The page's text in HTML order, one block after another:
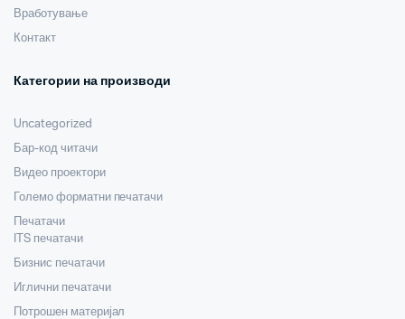
Вработување
Контакт
Категории на производи
Uncategorized
Бар-код читачи
Видео проектори
Големо форматни печатачи
Печатачи
ITS печатачи
Бизнис печатачи
Иглични печатачи
Потрошен материјал